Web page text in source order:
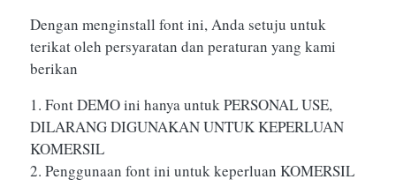
Dengan menginstall font ini, Anda setuju untuk
terikat oleh persyaratan dan peraturan yang kami
berikan
1. Font DEMO ini hanya untuk PERSONAL USE,
DILARANG DIGUNAKAN UNTUK KEPERLUAN
KOMERSIL
2. Penggunaan font ini untuk keperluan KOMERSIL